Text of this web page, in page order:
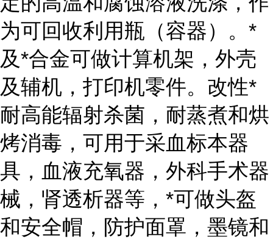
为可回收利用瓶（容器）。*
及*合金可做计算机架，外壳
及辅机，打印机零件。改性*
耐高能辐射杀菌，耐蒸煮和烘
烤消毒，可用于采血标本器
具，血液充氧器，外科手术器
械，肾透析器等，*可做头盔
和安全帽，防护面罩，墨镜和